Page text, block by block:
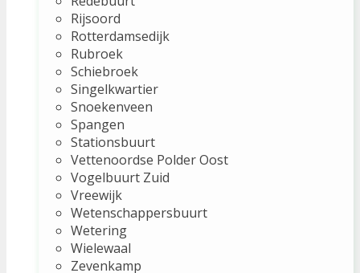
Rijsoord
Rotterdamsedijk
Rubroek
Schiebroek
Singelkwartier
Snoekenveen
Spangen
Stationsbuurt
Vettenoordse Polder Oost
Vogelbuurt Zuid
Vreewijk
Wetenschappersbuurt
Wetering
Wielewaal
Zevenkamp